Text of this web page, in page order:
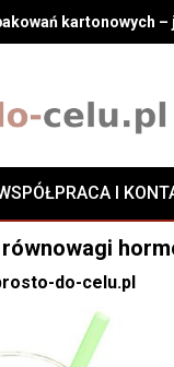
kartonowych
I
do-celu.pl